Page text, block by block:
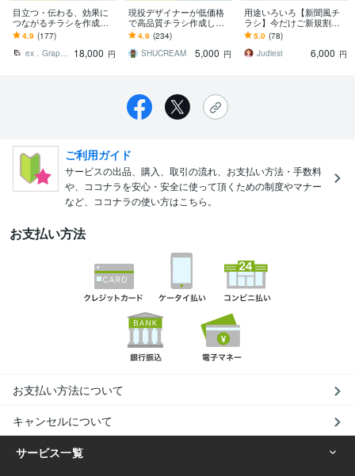
目立つ・伝わる、効果に
つながるチラシを作成し
ます チラシ制作なら25年
以上の実績を持つプロデ
ザイナーにお任せ！
4.9 (177)
ex．Graphics
18,000 円
現役デザイナーが低価格
で高品質チラシ作成しま
す 期間限定大特価でご提
供致します！
4.9 (234)
SHUCREAM
5,000 円
用途いろいろ【新聞風チ
ラシ】今だけご新規割引
します ！思わず読んじゃ
う〜チラシやニュースレ
ターイラスト多めも◎！
5.0 (78)
Judiest
6,000 円
ご利用ガイド
サービスの出品、購入、取引の流れ、お支払い方法・手数料
や、ココナラを安心・安全に使って頂くための制度やマナー
など、ココナラの使い方はこちら。
お支払い方法
お支払い方法について
キャンセルについて